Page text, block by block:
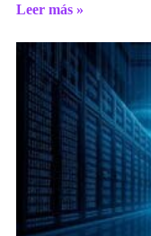
Leer más »